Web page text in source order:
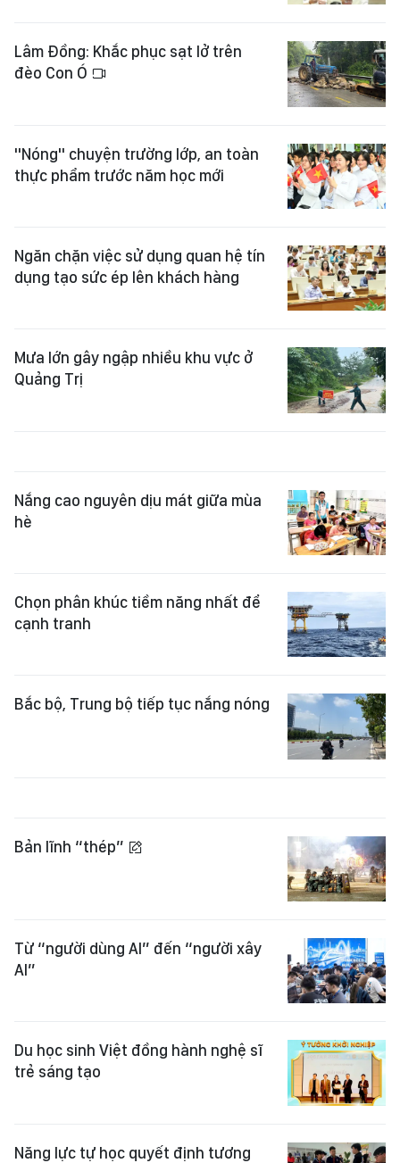
Lâm Đồng: Khắc phục sạt lở trên
đèo Con Ó
"Nóng" chuyện trường lớp, an toàn
thực phẩm trước năm học mới
Ngăn chặn việc sử dụng quan hệ tín
dụng tạo sức ép lên khách hàng
Mưa lớn gây ngập nhiều khu vực ở
Quảng Trị
Nắng cao nguyên dịu mát giữa mùa
hè
Chọn phân khúc tiềm năng nhất để
cạnh tranh
Bắc bộ, Trung bộ tiếp tục nắng nóng
Bản lĩnh “thép”
Từ “người dùng AI” đến “người xây
AI”
Du học sinh Việt đồng hành nghệ sĩ
trẻ sáng tạo
Năng lực tự học quyết định tương